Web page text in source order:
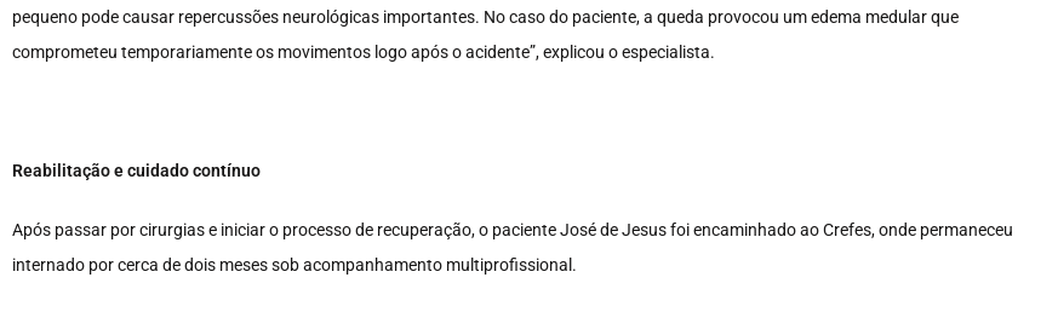
pequeno pode causar repercussões neurológicas importantes. No caso do paciente, a queda provocou um edema medular que
comprometeu temporariamente os movimentos logo após o acidente”, explicou o especialista.
Reabilitação e cuidado contínuo
Após passar por cirurgias e iniciar o processo de recuperação, o paciente José de Jesus foi encaminhado ao Crefes, onde permaneceu
internado por cerca de dois meses sob acompanhamento multiprofissional.